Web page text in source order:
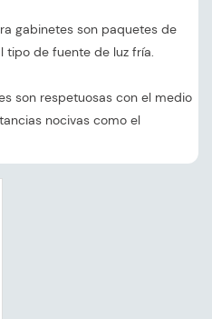
gabinetes son paquetes de
tipo de fuente de luz fría.
son respetuosas con el medio
nocivas como el